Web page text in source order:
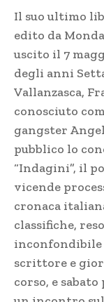
Il suo ultimo
edito da
uscito il 7
degli anni
Vallanzasca,
conosciuto
gangster
pubblico lo
“Indagini”, il
vicende
cronaca
classifiche,
inconfondibile
scrittore e
corso, e